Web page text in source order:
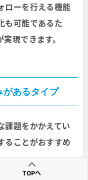
ローを行える機能
も可能であるた
現できます。
があるタイプ
課題をかかえてい
ることがおすすめ
TOPへ